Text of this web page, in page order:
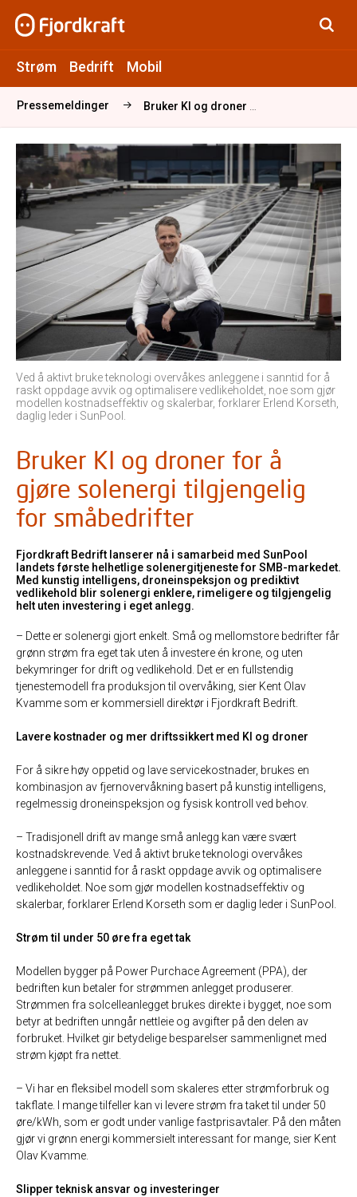
Strøm Bedrift Mobil
Pressemeldinger Bruker KI og droner for å gjøre solenergi tilgjengelig for småbedrifter
Ved å aktivt bruke teknologi overvåkes anleggene i sanntid for å
raskt oppdage avvik og optimalisere vedlikeholdet, noe som gjør
modellen kostnadseffektiv og skalerbar, forklarer Erlend Korseth,
daglig leder i SunPool.
Bruker KI og droner for å
gjøre solenergi tilgjengelig
for småbedrifter
Fjordkraft Bedrift lanserer nå i samarbeid med SunPool
landets første helhetlige solenergitjeneste for SMB-markedet.
Med kunstig intelligens, droneinspeksjon og prediktivt
vedlikehold blir solenergi enklere, rimeligere og tilgjengelig
helt uten investering i eget anlegg.
– Dette er solenergi gjort enkelt. Små og mellomstore bedrifter får
grønn strøm fra eget tak uten å investere én krone, og uten
bekymringer for drift og vedlikehold. Det er en fullstendig
tjenestemodell fra produksjon til overvåking, sier Kent Olav
Kvamme som er kommersiell direktør i Fjordkraft Bedrift.
Lavere kostnader og mer driftssikkert med KI og droner
For å sikre høy oppetid og lave servicekostnader, brukes en
kombinasjon av fjernovervåkning basert på kunstig intelligens,
regelmessig droneinspeksjon og fysisk kontroll ved behov.
– Tradisjonell drift av mange små anlegg kan være svært
kostnadskrevende. Ved å aktivt bruke teknologi overvåkes
anleggene i sanntid for å raskt oppdage avvik og optimalisere
vedlikeholdet. Noe som gjør modellen kostnadseffektiv og
skalerbar, forklarer Erlend Korseth som er daglig leder i SunPool.
Strøm til under 50 øre fra eget tak
Modellen bygger på Power Purchace Agreement (PPA), der
bedriften kun betaler for strømmen anlegget produserer.
Strømmen fra solcelleanlegget brukes direkte i bygget, noe som
betyr at bedriften unngår nettleie og avgifter på den delen av
forbruket. Hvilket gir betydelige besparelser sammenlignet med
strøm kjøpt fra nettet.
– Vi har en fleksibel modell som skaleres etter strømforbruk og
takflate. I mange tilfeller kan vi levere strøm fra taket til under 50
øre/kWh, som er godt under vanlige fastprisavtaler. På den måten
gjør vi grønn energi kommersielt interessant for mange, sier Kent
Olav Kvamme.
Slipper teknisk ansvar og investeringer